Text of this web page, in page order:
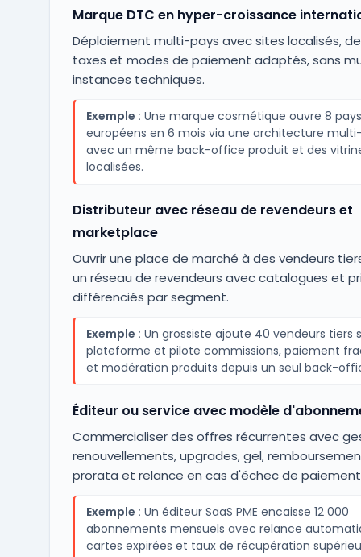
Marque DTC en hyper-croissance
Déploiement multi-pays avec sites localisés,
taxes et modes de paiement adaptés, sans
instances techniques.
Exemple : Une marque cosmétique ouvre 8 pays
européens en 6 mois via une architecture
avec un même back-office produit et des
localisées.
Distributeur avec réseau de revendeurs et
marketplace
Ouvrir une place de marché à des vendeurs
un réseau de revendeurs avec catalogues et
différenciés par segment.
Exemple : Un grossiste ajoute 40 vendeurs tiers
plateforme et pilote commissions, paiement
et modération produits depuis un seul back-
Éditeur ou service avec modèle
Commercialiser des offres récurrentes avec
renouvellements, upgrades, gel,
prorata et relance en cas d'échec de
Exemple : Un éditeur SaaS PME encaisse 12 000
abonnements mensuels avec relance
cartes expirées et taux de récupération